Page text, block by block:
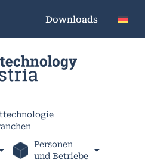
Downloads
Personen
und Betriebe